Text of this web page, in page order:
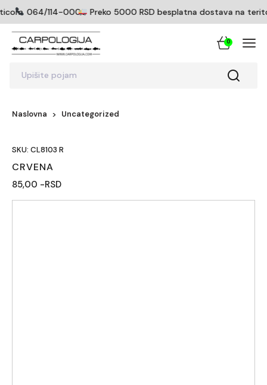
064/114-0005Preko 5000 RSD besplatna dostava na
Upišite pojam
0
Naslovna Uncategorized
SKU: CL8103 R
CRVENA
85,00 -RSD